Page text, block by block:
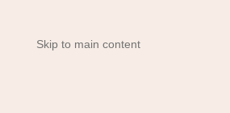
Skip to main content